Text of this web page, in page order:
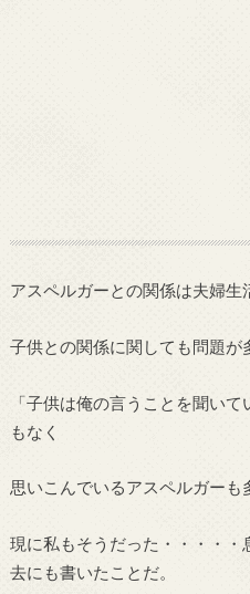
アスペルガーとの関係は夫婦生
子供との関係に関しても問題が
「子供は俺の言うことを聞い
もなく
思いこんでいるアスペルガーも
現に私もそうだった・・・・・
去にも書いたことだ。